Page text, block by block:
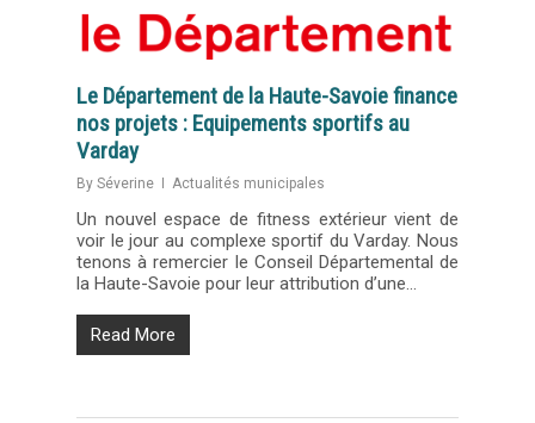
Le Département de la Haute-Savoie finance
nos projets : Equipements sportifs au
Varday
By Séverine Actualités municipales
Un nouvel espace de fitness extérieur vient de
voir le jour au complexe sportif du Varday. Nous
tenons à remercier le Conseil Départemental de
la Haute-Savoie pour leur attribution d’une…
Read More